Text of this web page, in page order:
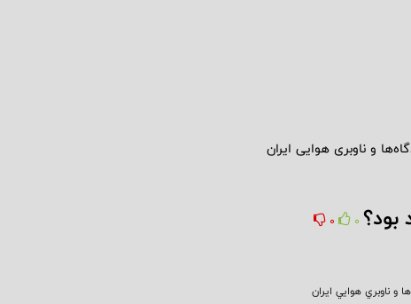
و ناوبری هوایی ایران
بود؟ 0
0
و ناوبري هوايي ايران